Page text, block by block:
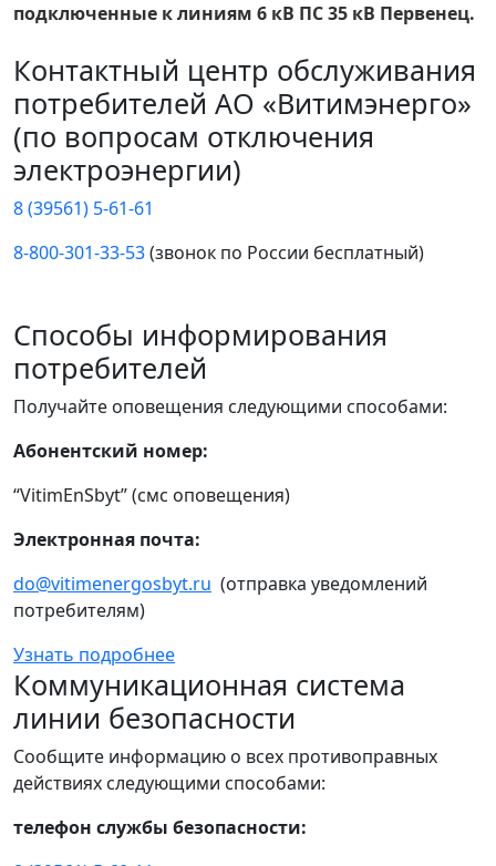
подключенные к линиям 6 кВ ПС 35 кВ Первенец.
Контактный центр обслуживания
потребителей АО «Витимэнерго»
(по вопросам отключения
электроэнергии)
8 (39561) 5-61-61
8-800-301-33-53(звонок по России бесплатный)
Способы информирования
потребителей
Получайте оповещения следующими способами:
Абонентский номер:
“VitimEnSbyt” (смс оповещения)
Электронная почта:
do@vitimenergosbyt.ru (отправка уведомлений
потребителям)
Узнать подробнее
Коммуникационная система
линии безопасности
Сообщите информацию о всех противоправных
действиях следующими способами:
телефон службы безопасности: